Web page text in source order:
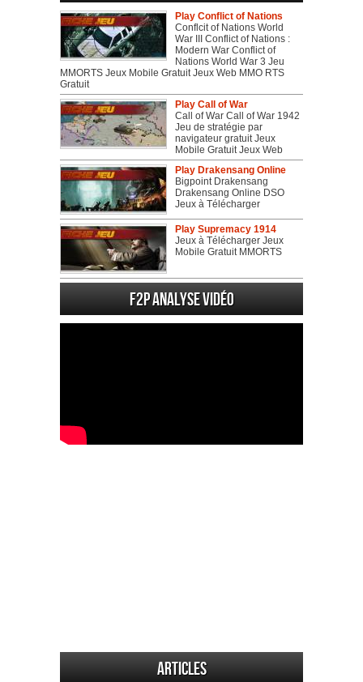
Play Conflict of Nations
Conflcit of Nations World
War III Conflict of Nations :
Modern War Conflict of
Nations World War 3 Jeu
MMORTS Jeux Mobile Gratuit Jeux Web MMO RTS
Gratuit
Play Call of War
Call of War Call of War 1942
Jeu de stratégie par
navigateur gratuit Jeux
Mobile Gratuit Jeux Web
Play Drakensang Online
Bigpoint Drakensang
Drakensang Online DSO
Jeux à Télécharger
Play Supremacy 1914
Jeux à Télécharger Jeux
Mobile Gratuit MMORTS
F2P Analyse vidéo
Articles